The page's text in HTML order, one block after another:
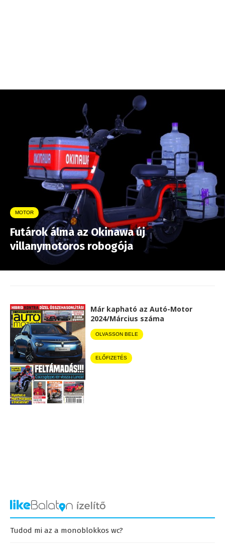
MOTOR
Futárok álma az Okinawa új
villanymotoros robogója
Már kapható az Autó-Motor
2024/Március száma
OLVASSON BELE
ELŐFIZETÉS
Tudod mi az a monoblokkos wc?